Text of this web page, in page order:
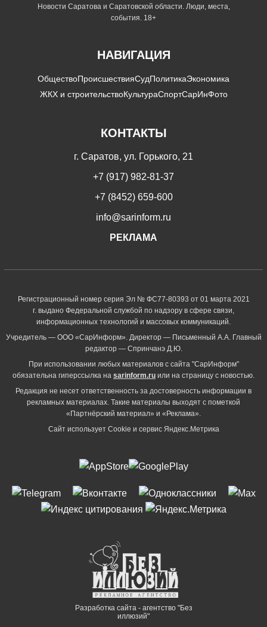
Новости Саратова и Саратовской области. Люди, места,
события. 18+
НАВИГАЦИЯ
ОбществоПроисшествияСудПолитикаЭкономика
ЖКХ и строительствоКультураСпортСарИнФото
КОНТАКТЫ
г. Саратов, ул. Горького, 21
+7 (917) 982-81-37
+7 (8452) 659-600
info@sarinform.ru
РЕКЛАМА
Регистрационный номер серия Эл № ФС77-80393 от 01 марта 2021
г. выдано Федеральной службой по надзору в сфере связи,
информационных технологий и массовых коммуникаций.
Учредитель — ООО «СарИнформ». Директор — Письменный А.А. Главный
редактор — Спринчанэ Д.Ю.
При использовании любых материалов с сайта "СарИнформ"
обязательна гиперссылка на sarinform.ru или на страницу с новостью.
Редакция не несет ответственность за достоверность информации в
рекламных материалах. Такие материалы выходят с пометкой
«Партнёрский материал» и «Реклама».
Сайт использует Cookie и сервиc Яндекс.Метрика
Разработка сайта - агентство "Без
иллюзий"